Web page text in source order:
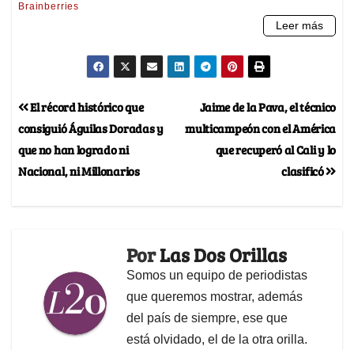
Jaime de la Pava, el técnico
multicampeón con el América
que recuperó al Cali y lo
clasificó
El récord histórico que
consiguió Águilas Doradas y
que no han logrado ni
Nacional, ni Millonarios
PorLas Dos Orillas
Somos un equipo de periodistas
que queremos mostrar, además
del país de siempre, ese que
está olvidado, el de la otra orilla.